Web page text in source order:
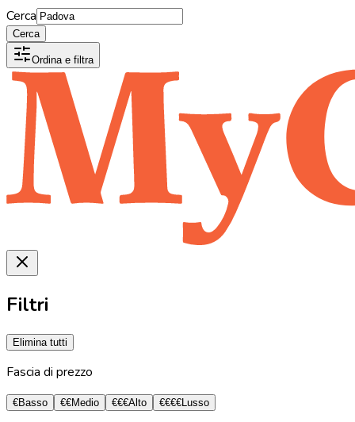
Cerca
Cerca
Ordina e filtra
Filtri
Elimina tutti
Fascia di prezzo
€Basso €€Medio €€€Alto €€€€ Lusso